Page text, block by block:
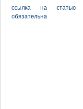
ссылка на статью
обязательна